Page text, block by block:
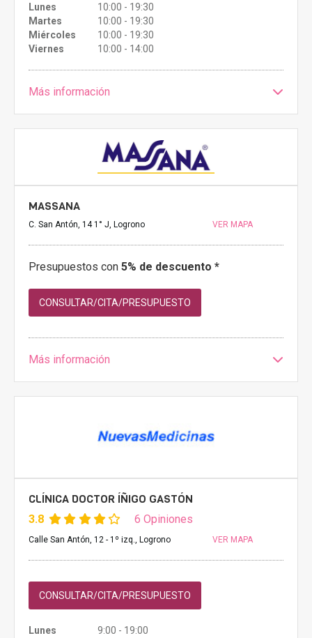
Lunes
10:00 - 19:30
Martes
10:00 - 19:30
Miércoles
10:00 - 19:30
Viernes
10:00 - 14:00
Más información
MASSANA
C. San Antón, 14 1° J, Logrono VER MAPA
Presupuestos con 5% de descuento *
CONSULTAR/CITA/PRESUPUESTO
Más información
CLÍNICA DOCTOR ÍÑIGO GASTÓN
3.8 6 Opiniones
Calle San Antón, 12 - 1º izq., Logrono VER MAPA
CONSULTAR/CITA/PRESUPUESTO
Lunes
9:00 - 19:00